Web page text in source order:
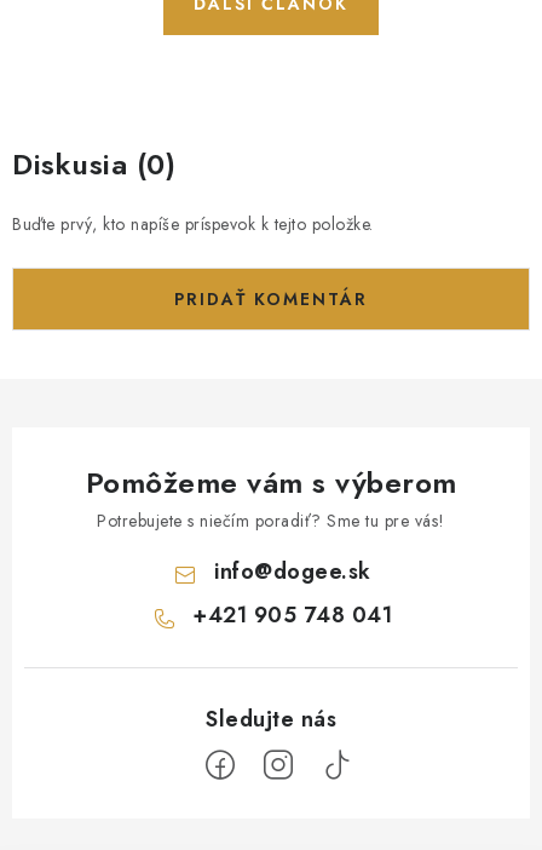
Diskusia (0)
Buďte prvý, kto napíše príspevok k tejto položke.
PRIDAŤ KOMENTÁR
Pomôžeme vám s výberom
Potrebujete s niečím poradiť? Sme tu pre vás!
info@dogee.sk
+421 905 748 041